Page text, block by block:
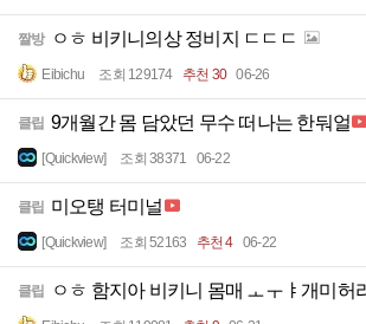
짤방 ㅇㅎ 비키니의상 정비지 ㄷㄷㄷ
Eibichu 조회 129174 추천 30 06-26
클립 9개월간 몸 담았던 무수 떠나는 한둬얼
[Quickview] 조회 38371 06-22
클립 미오탱 터미널
[Quickview] 조회 52163 추천 4 06-22
클립 ㅇㅎ 함지아 비키니 몸매 ㅗㅜㅑ개미허